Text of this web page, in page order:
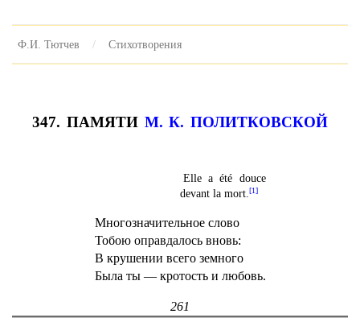
Ф.И. Тютчев Стихотворения
347. ПАМЯТИ М. К. ПОЛИТКОВСКОЙ
Elle a été douce
devant la mort. [1]
Многозначительное слово
Тобою оправдалось вновь:
В крушении всего земного
Была ты — кротость и любовь.
261